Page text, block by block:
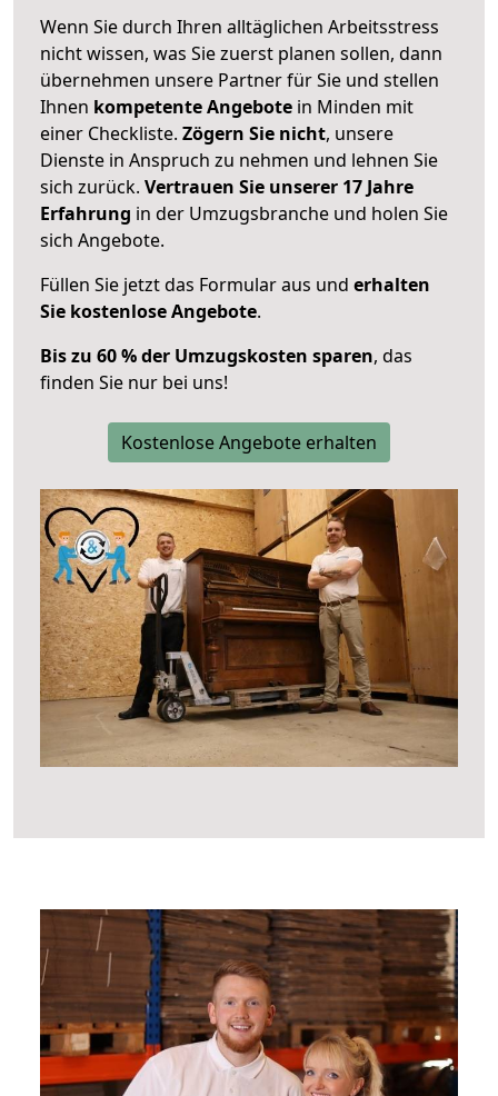
Wenn Sie durch Ihren alltäglichen Arbeitsstress
nicht wissen, was Sie zuerst planen sollen, dann
übernehmen unsere Partner für Sie und stellen
Ihnen kompetente Angebote in Minden mit
einer Checkliste. Zögern Sie nicht, unsere
Dienste in Anspruch zu nehmen und lehnen Sie
sich zurück. Vertrauen Sie unserer 17 Jahre
Erfahrung in der Umzugsbranche und holen Sie
sich Angebote.
Füllen Sie jetzt das Formular aus und erhalten
Sie kostenlose Angebote.
Bis zu 60 % der Umzugskosten sparen, das
finden Sie nur bei uns!
Kostenlose Angebote erhalten